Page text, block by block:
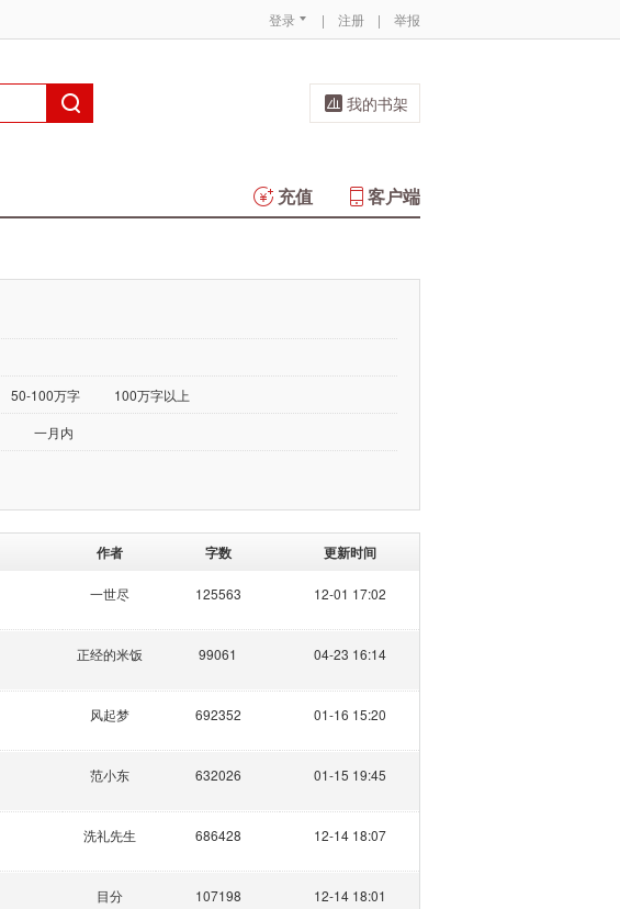
登录 | 注册 | 举报
我的书架
客户端
充值
50-100万字
100万字以上
一月内
作者 字数 更新时间
一世尽 125563 12-01 17:02
正经的米饭 99061 04-23 16:14
风起梦 692352 01-16 15:20
范小东 632026 01-15 19:45
洗礼先生 686428 12-14 18:07
目分 107198 12-14 18:01